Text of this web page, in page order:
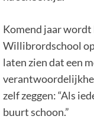
Komend jaar
Willibrordschool
laten zien dat een
zelf zeggen: “Als
buurt schoon.”